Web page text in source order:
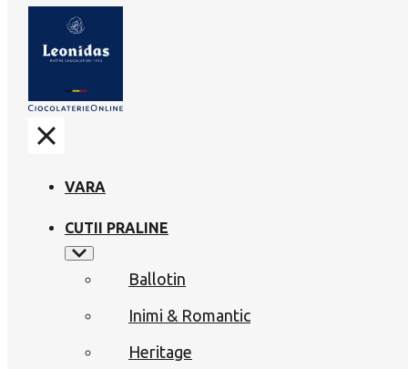
VARA
CUTII PRALINE
Ballotin
Inimi & Romantic
Heritage